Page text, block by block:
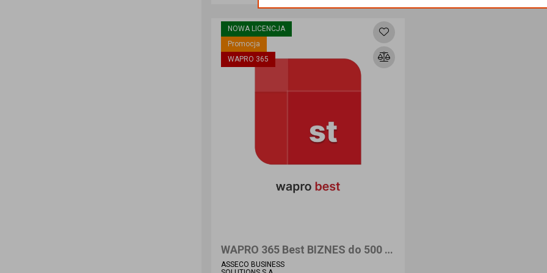
NOWA LICENCJA
Promocja
WAPRO 365
WAPRO 365 Best BIZNES do 500 Śodków Trwałych. - Nowa licencja
ASSECO BUSINESS